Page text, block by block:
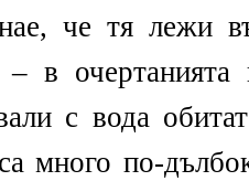
че тя лежи
– в
с вода
много по-